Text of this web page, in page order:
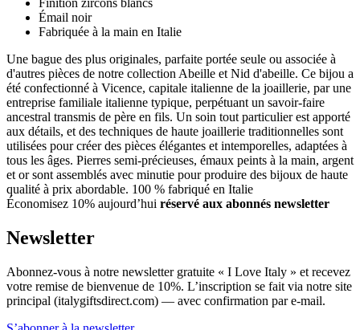
Finition zircons blancs
Émail noir
Fabriquée à la main en Italie
Une bague des plus originales, parfaite portée seule ou associée à
d'autres pièces de notre collection Abeille et Nid d'abeille. Ce bijou a
été confectionné à Vicence, capitale italienne de la joaillerie, par une
entreprise familiale italienne typique, perpétuant un savoir-faire
ancestral transmis de père en fils. Un soin tout particulier est apporté
aux détails, et des techniques de haute joaillerie traditionnelles sont
utilisées pour créer des pièces élégantes et intemporelles, adaptées à
tous les âges. Pierres semi-précieuses, émaux peints à la main, argent
et or sont assemblés avec minutie pour produire des bijoux de haute
qualité à prix abordable. 100 % fabriqué en Italie
Économisez 10% aujourd’hui réservé aux abonnés newsletter
Newsletter
Abonnez-vous à notre newsletter gratuite « I Love Italy » et recevez
votre remise de bienvenue de 10%. L’inscription se fait via notre site
principal (italygiftsdirect.com) — avec confirmation par e-mail.